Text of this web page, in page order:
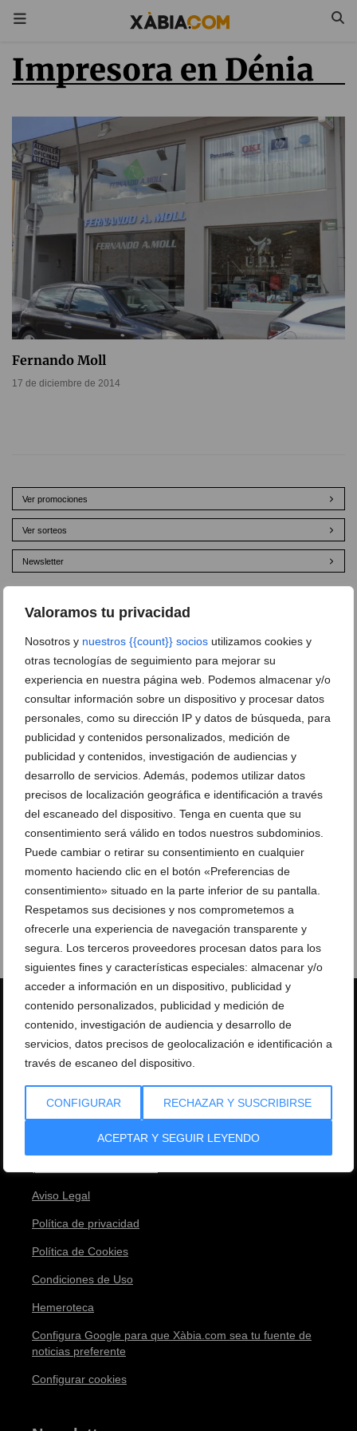
Valoramos tu privacidad
Nosotros y nuestros {{count}} socios utilizamos cookies y
otras tecnologías de seguimiento para mejorar su
experiencia en nuestra página web. Podemos almacenar y/o
consultar información sobre un dispositivo y procesar datos
personales, como su dirección IP y datos de búsqueda, para
publicidad y contenidos personalizados, medición de
publicidad y contenidos, investigación de audiencias y
desarrollo de servicios. Además, podemos utilizar datos
precisos de localización geográfica e identificación a través
del escaneado del dispositivo. Tenga en cuenta que su
consentimiento será válido en todos nuestros subdominios.
Puede cambiar o retirar su consentimiento en cualquier
momento haciendo clic en el botón «Preferencias de
consentimiento» situado en la parte inferior de su pantalla.
Respetamos sus decisiones y nos comprometemos a
ofrecerle una experiencia de navegación transparente y
segura. Los terceros proveedores procesan datos para los
siguientes fines y características especiales: almacenar y/o
acceder a información en un dispositivo, publicidad y
contenido personalizados, publicidad y medición de
contenido, investigación de audiencia y desarrollo de
servicios, datos precisos de geolocalización e identificación a
través de escaneo del dispositivo.
CONFIGURAR RECHAZAR Y SUSCRIBIRSE
ACEPTAR Y SEGUIR LEYENDO
Impresora en Dénia
Fernando Moll
17 de diciembre de 2014
Ver promociones
Ver sorteos
Newsletter
Equipo
Aviso Legal
Política de privacidad
Política de Cookies
Condiciones de Uso
Hemeroteca
Configura Google para que Xàbia.com sea tu fuente de
noticias preferente
Configurar cookies